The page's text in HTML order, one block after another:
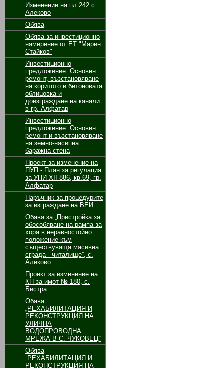
Изменение на пл.242 с.
Алеково
Обява
Обява за инвестиционно
намерение от ЕТ "Марин
Стайков"
Инвестиционно
предложение: Основен
ремонт, възстановяване
на коритото и бетоновата
облицовка и
доизграждане на канали
в гр. Алфатар
Инвестиционно
предложение: Основен
ремонт и възстановяване
на земно-насипна
баражна стена
Проект за изменение на
ПУП - План за регулация
за УПИ ХІІ-886, кв.69, гр.
Алфатар
Наръчник за процедурите
за изграждане на ВЕИ
Обява за „Пристройка за
обособяване на рампа за
хора в неравностойно
положение към
съществуваща масивна
сграда - читалище”, с.
Алеково
Проект за изменение на
КП за имот № 180, с.
Бистра
Обява
„РЕХАБИЛИТАЦИЯ И
РЕКОНСТРУКЦИЯ НА
УЛИЧНА
ВОДОПРОВОДНА
МРЕЖА В С. ЧУКОВЕЦ“
Обява
„РЕХАБИЛИТАЦИЯ И
РЕКОНСТРУКЦИЯ НА